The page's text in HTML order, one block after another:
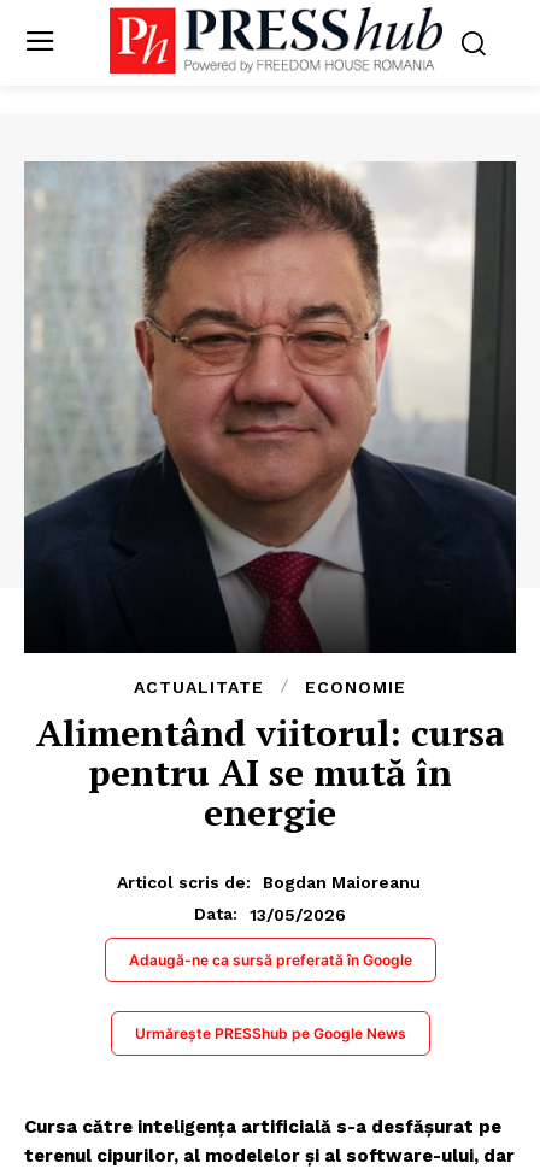
ACTUALITATE ECONOMIE
Alimentând viitorul: cursa
pentru AI se mută în
energie
Articol scris de:
Bogdan Maioreanu
Data:
13/05/2026
Adaugă-ne ca sursă preferată în Google
Urmărește PRESShub pe Google News
Cursa către inteligența artificială s-a desfășurat pe
terenul cipurilor, al modelelor și al software-ului, dar